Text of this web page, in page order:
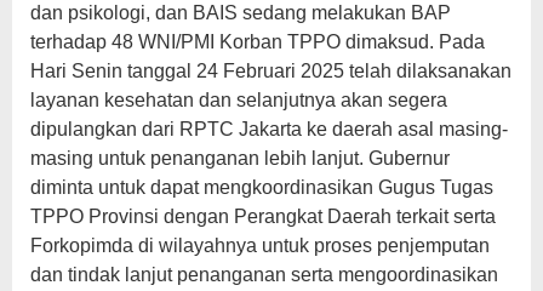
dan psikologi, dan BAIS sedang melakukan BAP
terhadap 48 WNI/PMI Korban TPPO dimaksud. Pada
Hari Senin tanggal 24 Februari 2025 telah dilaksanakan
layanan kesehatan dan selanjutnya akan segera
dipulangkan dari RPTC Jakarta ke daerah asal masing-
masing untuk penanganan lebih lanjut. Gubernur
diminta untuk dapat mengkoordinasikan Gugus Tugas
TPPO Provinsi dengan Perangkat Daerah terkait serta
Forkopimda di wilayahnya untuk proses penjemputan
dan tindak lanjut penanganan serta mengoordinasikan